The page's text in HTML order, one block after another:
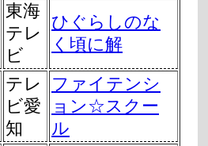
東海
テレ
ビ
ひぐらしのな
く頃に解
テレ
ビ愛
知
ファイテンシ
ョン☆スクー
ル